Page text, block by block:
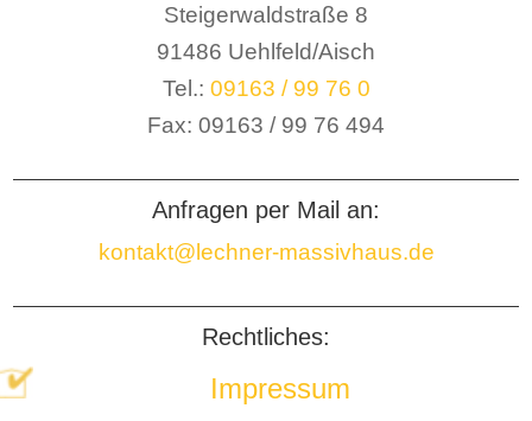
Steigerwaldstraße 8
91486 Uehlfeld/Aisch
Tel.: 09163 / 99 76 0
Fax: 09163 / 99 76 494
Anfragen per Mail an:
kontakt@lechner-massivhaus.de
Rechtliches:
Impressum